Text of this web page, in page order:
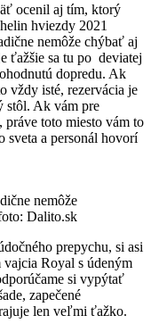
ocenil aj tím, ktorý
hviezdy 2021
nemôže chýbať aj
ťažšie sa tu po deviatej
dopredu. Ak
vždy isté, rezervácia je
stôl. Ak vám pre
toto miesto vám to
sveta a personál hovorí
nemôže
Dalito.sk
prepychu, si asi
Royal s údeným
si vypýtať
zapečené
len veľmi ťažko.